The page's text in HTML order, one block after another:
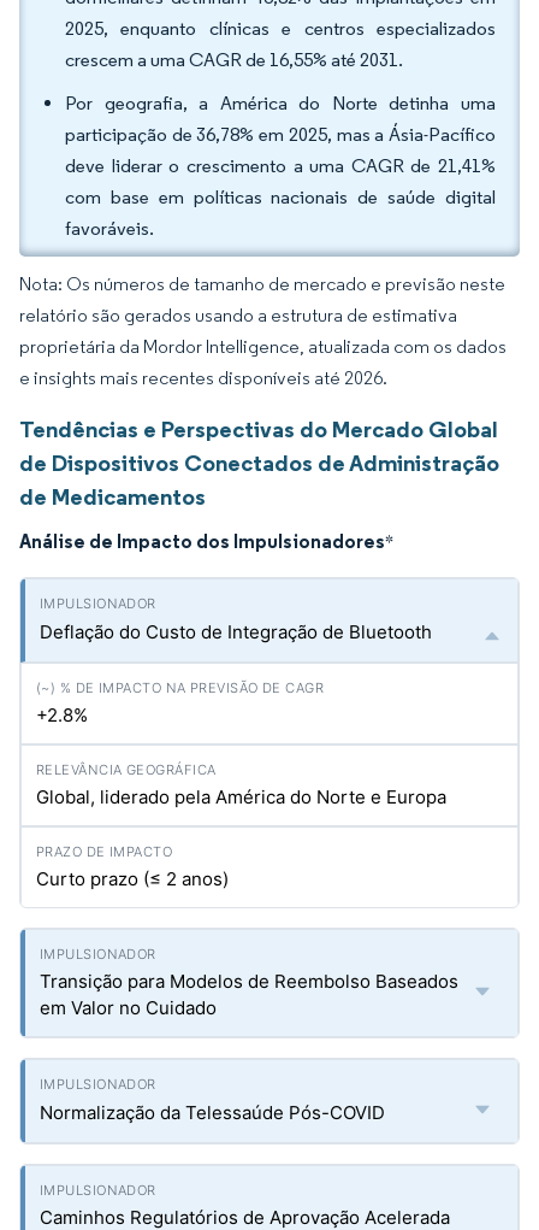
2025, enquanto clínicas e centros especializados
crescem a uma CAGR de 16,55% até 2031.
Por geografia, a América do Norte detinha uma
participação de 36,78% em 2025, mas a Ásia-Pacífico
deve liderar o crescimento a uma CAGR de 21,41%
com base em políticas nacionais de saúde digital
favoráveis.
Nota: Os números de tamanho de mercado e previsão neste
relatório são gerados usando a estrutura de estimativa
proprietária da Mordor Intelligence, atualizada com os dados
e insights mais recentes disponíveis até 2026.
Tendências e Perspectivas do Mercado Global
de Dispositivos Conectados de Administração
de Medicamentos
Análise de Impacto dos Impulsionadores*
Deflação do Custo de Integração de Bluetooth
+2.8%
Global, liderado pela América do Norte e Europa
Curto prazo (≤ 2 anos)
Transição para Modelos de Reembolso Baseados
em Valor no Cuidado
Normalização da Telessaúde Pós-COVID
Caminhos Regulatórios de Aprovação Acelerada